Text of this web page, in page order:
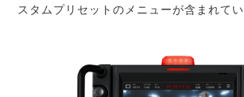
スタムプリセットのメニューが含まれてい